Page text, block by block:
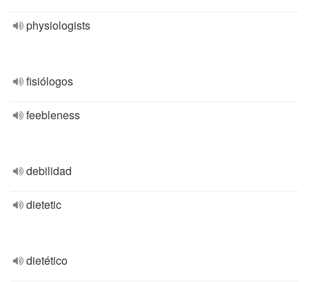
physiologists
fisiólogos
feebleness
debilidad
dietetic
dietético